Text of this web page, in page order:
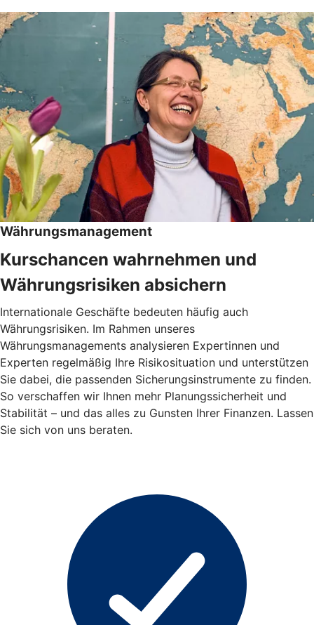
Währungsmanagement
Kurschancen wahrnehmen und
Währungsrisiken absichern
Internationale Geschäfte bedeuten häufig auch
Währungsrisiken. Im Rahmen unseres
Währungsmanagements analysieren Expertinnen und
Experten regelmäßig Ihre Risikosituation und unterstützen
Sie dabei, die passenden Sicherungsinstrumente zu finden.
So verschaffen wir Ihnen mehr Planungssicherheit und
Stabilität – und das alles zu Gunsten Ihrer Finanzen. Lassen
Sie sich von uns beraten.